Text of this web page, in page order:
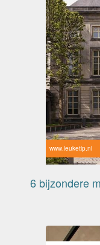
www.leuketip.nl
6 bijzondere